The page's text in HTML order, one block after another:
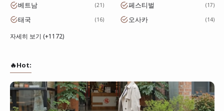
베트남 21 페스티벌 17
태국 16 오사카 14
자세히 보기 (+1172)
🔥Hot: